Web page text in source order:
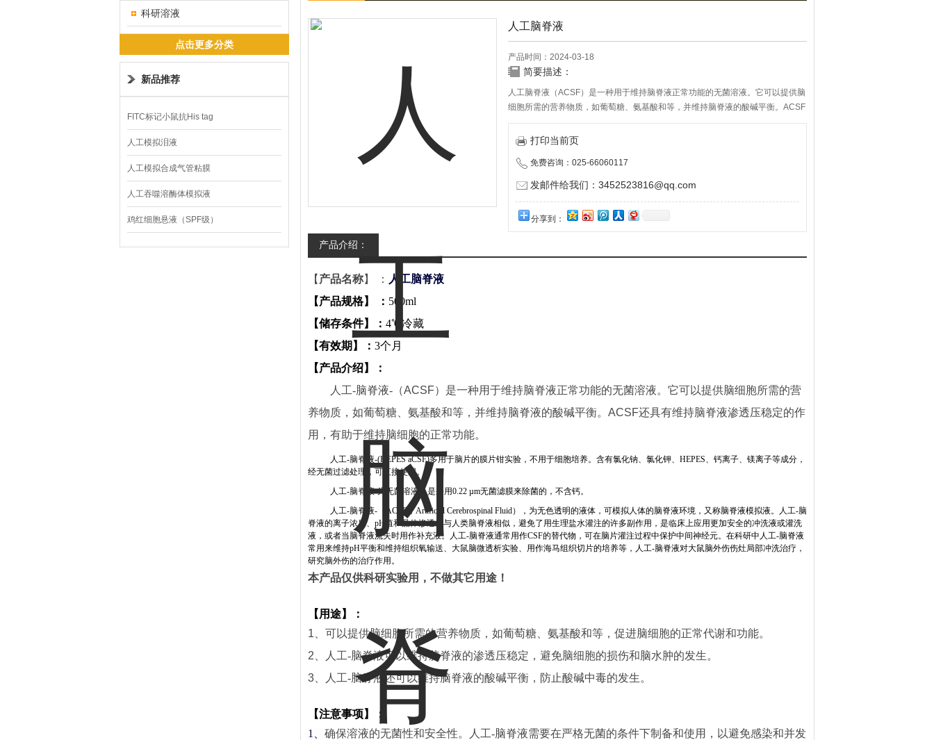
科研溶液
点击更多分类
新品推荐
FITC标记小鼠抗His tag
人工模拟泪液
人工模拟合成气管粘膜
人工吞噬溶酶体模拟液
鸡红细胞悬液（SPF级）
人工脑脊液
产品时间：2024-03-18
简要描述：
人工脑脊液（ACSF）是一种用于维持脑脊液正常功能的无菌溶液。它可以提供脑
细胞所需的营养物质，如葡萄糖、氨基酸和等，并维持脑脊液的酸碱平衡。ACSF
还具有维持脑脊液渗透压稳定的作用，有助于维持脑细胞的正常功能。
打印当前页
免费咨询：025-66060117
发邮件给我们：3452523816@qq.com
分享到：
产品介绍：
【 产品名称】 ： 人工脑脊液
【产品规格】 ： 500ml
【储存条件】： 4℃冷藏
【有效期】： 3个月
【产品介绍】：
人工-脑脊液-（ACSF）是一种用于维持脑脊液正常功能的无菌溶液。它可以提供脑细胞所需的营
养物质，如葡萄糖、氨基酸和等，并维持脑脊液的酸碱平衡。 ACSF还具有维持脑脊液渗透压稳定的作
用，有助于维持脑细胞的正常功能。
人工-脑脊液-(HEPES aCSF)多用于脑片的膜片钳实验，不用于细胞培养。含有氯化钠、氯化钾、 HEPES、钙离子、镁离子等成分，
经无菌过滤处理，可直接使用。
人工-脑脊液-为无菌溶液，是采用0.22 µm无菌滤膜来除菌的，不含钙。
人工-脑脊液-（
ACSF ，Artificial Cerebrospinal Fluid），为无色透明的液体，可模拟人体的脑脊液环境，又称脑脊液模拟液。人工-脑
脊液的离子浓度、 pH
值和晶体渗透压与人类脑脊液相似，避免了用生理盐水灌注的许多副作用，是临床上应用更加安全的冲洗液或灌洗
液，或者当脑脊液流失时用作补充液。人工-脑脊液通常用作CSF的替代物，可在脑片灌注过程中保护中间神经元。在科研中人工-脑脊液
常用来维持pH平衡和维持组织氧输送、大鼠脑微透析实验、用作海马组织切片的培养等，人工-脑脊液对大鼠脑外伤伤灶局部冲洗治疗，
研究脑外伤的治疗作用。
本产品仅供科研实验用，不做其它用途！
【用途】：
1 、可以提供脑细胞所需的营养物质，如葡萄糖、氨基酸和等，促进脑细胞的正常代谢和功能。
2 、人工-脑脊液可以维持脑脊液的渗透压稳定，避免脑细胞的损伤和脑水肿的发生。
3 、人工-脑脊液还可以维持脑脊液的酸碱平衡，防止酸碱中毒的发生。
【注意事项】：
1
确保溶液的无菌性和安全性。人工-脑脊液需要在严格无菌的条件下制备和使用，以避免感染和并发